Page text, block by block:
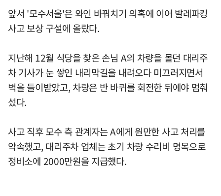
앞서 '모수서울'은 와인 바꿔치기 의혹에 이어 발레파킹
사고 보상 구설에 올랐다.
지난해 12월 식당을 찾은 손님 A의 차량을 몰던 대리주
차 기사가 눈 쌓인 내리막길을 내려오다 미끄러지면서
벽을 들이받았고, 차량은 반 바퀴를 회전한 뒤에야 멈춰
섰다.
사고 직후 모수 측 관계자는 A에게 원만한 사고 처리를
약속했고, 대리주차 업체는 초기 차량 수리비 명목으로
정비소에 2000만원을 지급했다.